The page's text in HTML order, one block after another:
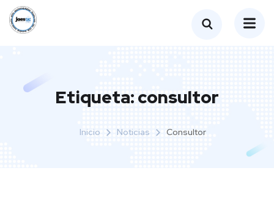
Etiqueta:consultor
Inicio Noticias Consultor